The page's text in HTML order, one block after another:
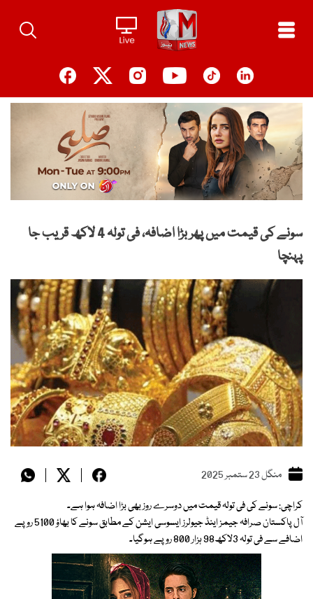
content
سونے کی قیمت میں پھر بڑا اضافہ، فی تولہ 4 لاکھ قریب جا
پہنچا
منگل 23 ستمبر 2025
کراچی: سونے کی فی تولہ قیمت میں دوسرے روز بھی بڑا اضافہ ہوا ہے۔
آل پاکستان صرافہ جیمز اینڈ جیولرز ایسوسی ایشن کے مطابق سونے کا بھاؤ 5100 روپے
اضافے سے فی تولہ 3لاکھ98 ہزار 800 روپے ہوگیا۔